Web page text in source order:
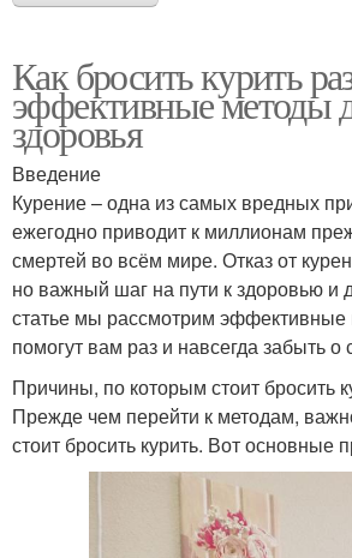
Как бросить курить
эффективные методы
здоровья
Введение
Курение – одна из самых вредных
ежегодно приводит к миллионам
смертей во всём мире. Отказ от
но важный шаг на пути к здоровью и
статье мы рассмотрим
помогут вам раз и навсегда забыть о
Причины, по которым стоит бросить
Прежде чем перейти к методам,
стоит бросить курить. Вот основные